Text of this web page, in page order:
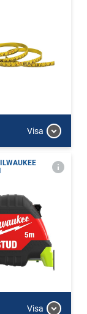
Visa
Visa